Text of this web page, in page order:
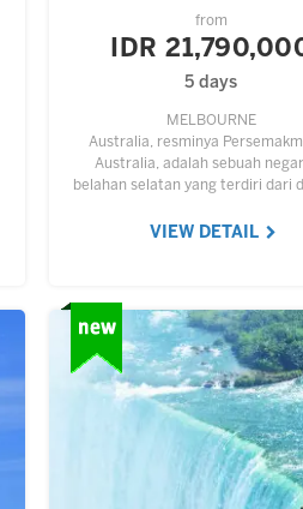
from
IDR
5 days
MELBOURNE
Australia, resminya
Australia, adalah sebuah
belahan selatan yang terdiri dari
dan berbagai pulau kecil di
VIEW DETAIL